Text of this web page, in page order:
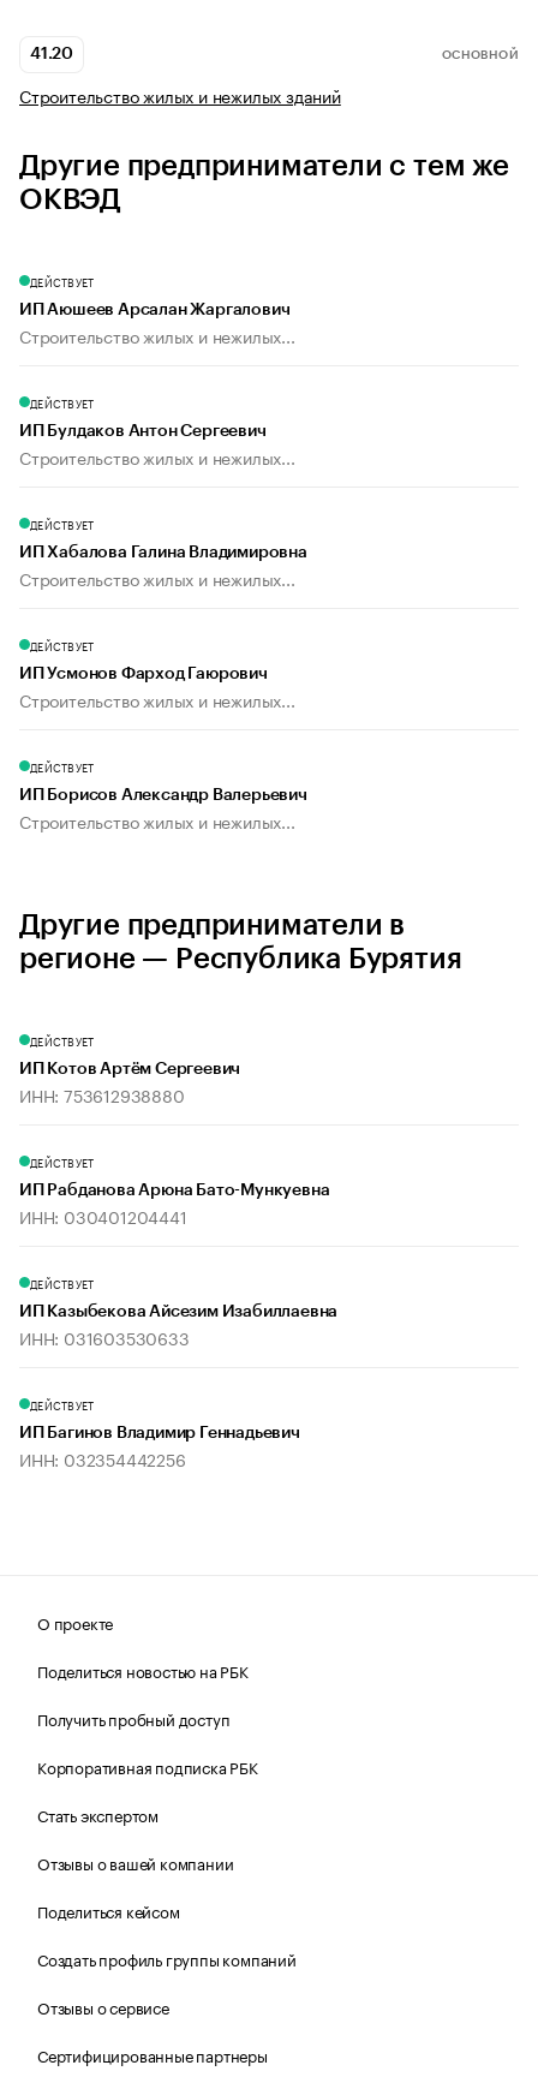
41.20 ОСНОВНОЙ
Строительство жилых и нежилых зданий
Другие предприниматели с тем же
ОКВЭД
ДЕЙСТВУЕТ
ИП Аюшеев Арсалан Жаргалович
Строительство жилых и нежилых...
ДЕЙСТВУЕТ
ИП Булдаков Антон Сергеевич
Строительство жилых и нежилых...
ДЕЙСТВУЕТ
ИП Хабалова Галина Владимировна
Строительство жилых и нежилых...
ДЕЙСТВУЕТ
ИП Усмонов Фарход Гаюрович
Строительство жилых и нежилых...
ДЕЙСТВУЕТ
ИП Борисов Александр Валерьевич
Строительство жилых и нежилых...
Другие предприниматели в
регионе — Республика Бурятия
ДЕЙСТВУЕТ
ИП Котов Артём Сергеевич
ИНН: 753612938880
ДЕЙСТВУЕТ
ИП Рабданова Арюна Бато-Мункуевна
ИНН: 030401204441
ДЕЙСТВУЕТ
ИП Казыбекова Айсезим Изабиллаевна
ИНН: 031603530633
ДЕЙСТВУЕТ
ИП Багинов Владимир Геннадьевич
ИНН: 032354442256
О проекте
Поделиться новостью на РБК
Получить пробный доступ
Корпоративная подписка РБК
Стать экспертом
Отзывы о вашей компании
Поделиться кейсом
Создать профиль группы компаний
Отзывы о сервисе
Сертифицированные партнеры